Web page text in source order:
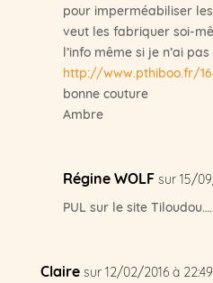
pour imperméabiliser
veut les fabriquer soi-
l’info même si je n’ai
http://www.pthiboo.fr/
bonne couture
Ambre
Régine WOLF sur 15/
PUL sur le site Tiloudou….
Claire sur 12/02/2016 à 22:49